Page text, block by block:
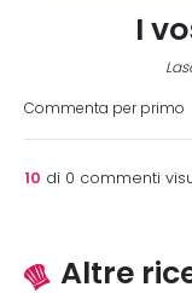
I
Commenta per primo
10 di 0 commenti
Altre